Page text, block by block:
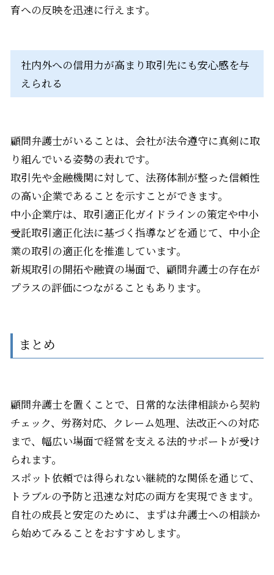
育への反映を迅速に行えます。
社内外への信用力が高まり取引先にも安心感を与
えられる
顧問弁護士がいることは、会社が法令遵守に真剣に取
り組んでいる姿勢の表れです。
取引先や金融機関に対して、法務体制が整った信頼性
の高い企業であることを示すことができます。
中小企業庁は、取引適正化ガイドラインの策定や中小
受託取引適正化法に基づく指導などを通じて、中小企
業の取引の適正化を推進しています。
新規取引の開拓や融資の場面で、顧問弁護士の存在が
プラスの評価につながることもあります。
まとめ
顧問弁護士を置くことで、日常的な法律相談から契約
チェック、労務対応、クレーム処理、法改正への対応
まで、幅広い場面で経営を支える法的サポートが受け
られます。
スポット依頼では得られない継続的な関係を通じて、
トラブルの予防と迅速な対応の両方を実現できます。
自社の成長と安定のために、まずは弁護士への相談か
ら始めてみることをおすすめします。